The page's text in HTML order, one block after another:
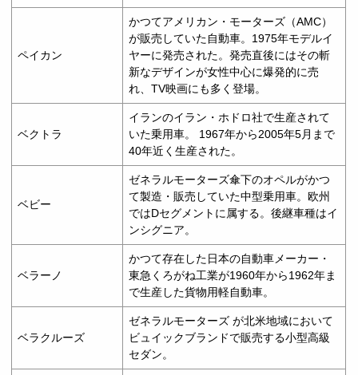
ペイカン
かつてアメリカン・モーターズ（AMC）
が販売していた自動車。1975年モデルイ
ヤーに発売された。発売直後にはその斬
新なデザインが女性中心に爆発的に売
れ、TV映画にも多く登場。
ベクトラ
イランのイラン・ホドロ社で生産されて
いた乗用車。 1967年から2005年5月まで
40年近く生産された。
ベビー
ゼネラルモーターズ傘下のオペルがかつ
て製造・販売していた中型乗用車。欧州
ではDセグメントに属する。後継車種はイ
ンシグニア。
ベラーノ
かつて存在した日本の自動車メーカー・
東急くろがね工業が1960年から1962年ま
で生産した貨物用軽自動車。
ベラクルーズ
ゼネラルモーターズ が北米地域において
ビュイックブランドで販売する小型高級
セダン。